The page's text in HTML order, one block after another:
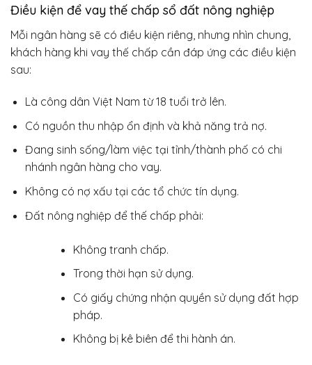
Điều kiện để vay thế chấp sổ đất nông nghiệp
Mỗi ngân hàng sẽ có điều kiện riêng, nhưng nhìn chung,
khách hàng khi vay thế chấp cần đáp ứng các điều kiện
sau:
Là công dân Việt Nam từ 18 tuổi trở lên.
Có nguồn thu nhập ổn định và khả năng trả nợ.
Đang sinh sống/làm việc tại tỉnh/thành phố có chi
nhánh ngân hàng cho vay.
Không có nợ xấu tại các tổ chức tín dụng.
Đất nông nghiệp để thế chấp phải:
Không tranh chấp.
Trong thời hạn sử dụng.
Có giấy chứng nhận quyền sử dụng đất hợp
pháp.
Không bị kê biên để thi hành án.